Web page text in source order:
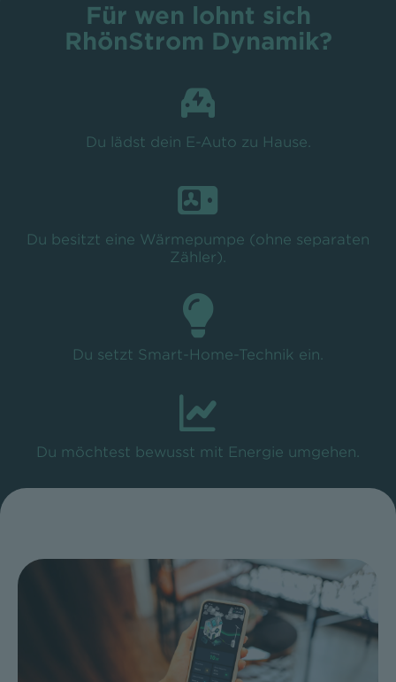
Für wen lohnt sich
RhönStrom Dynamik?
Du lädst dein E-Auto zu Hause.
Du besitzt eine Wärmepumpe (ohne separaten
Zähler).
Du setzt Smart-Home-Technik ein.
Du möchtest bewusst mit Energie umgehen.